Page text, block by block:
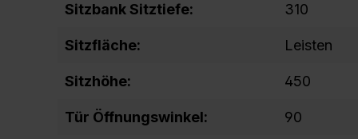
Sitzbank Sitztiefe: 310
Sitzfläche: Leisten
Sitzhöhe: 450
Tür Öffnungswinkel: 90